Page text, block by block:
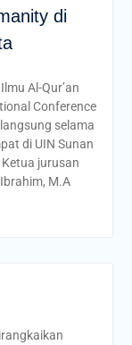
di
Al-Qur’an
Conference
selama
di UIN Sunan
jurusan
M.A